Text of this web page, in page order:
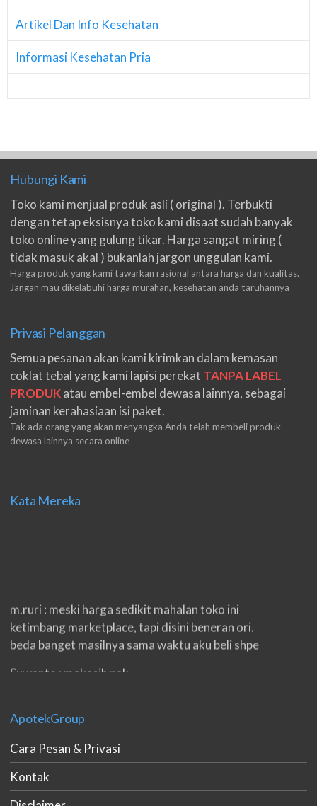
Artikel Dan Info Kesehatan
Informasi Kesehatan Pria
Hubungi Kami
Toko kami menjual produk asli ( original ). Terbukti
dengan tetap eksisnya toko kami disaat sudah banyak
toko online yang gulung tikar. Harga sangat miring (
tidak masuk akal ) bukanlah jargon unggulan kami.
Harga produk yang kami tawarkan rasional antara harga dan kualitas.
Jangan mau dikelabuhi harga murahan, kesehatan anda taruhannya
Privasi Pelanggan
Semua pesanan akan kami kirimkan dalam kemasan
coklat tebal yang kami lapisi perekat TANPA LABEL
PRODUKatau embel-embel dewasa lainnya, sebagai
jaminan kerahasiaan isi paket.
Tak ada orang yang akan menyangka Anda telah membeli produk
dewasa lainnya secara online
Kata Mereka
m.ruri : meski harga sedikit mahalan toko ini
ketimbang marketplace, tapi disini beneran ori.
beda banget masilnya sama waktu aku beli shpe
Suwanto : makasih pak.
double. beneran sama sekali tidak ada nama
eko padang : ko brang udh sampek, kan bru 2 hri
gan. cpet bgt
ApotekGroup
Cara Pesan & Privasi
Kontak